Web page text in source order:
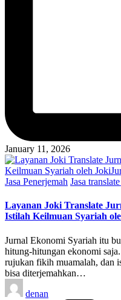
January 11, 2026
Posted
Jasa Penerjemah Jasa
Layanan Joki Translate
Istilah Keilmuan Syariah
Jurnal Ekonomi Syariah itu
hitung-hitungan ekonomi
rujukan fikih muamalah, dan
bisa diterjemahkan…
Posted
by
denan